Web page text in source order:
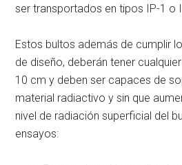
ser transportados en tipos IP-1 o
Estos bultos además de cumplir
de diseño, deberán tener
10 cm y deben ser capaces de
material radiactivo y sin que
nivel de radiación superficial del
ensayos: